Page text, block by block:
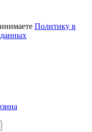
Политику в